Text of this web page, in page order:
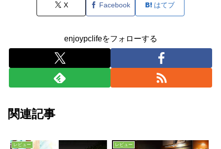
X Facebook はてブ
enjoypclifeをフォローする
関連記事
レビュー レビュー